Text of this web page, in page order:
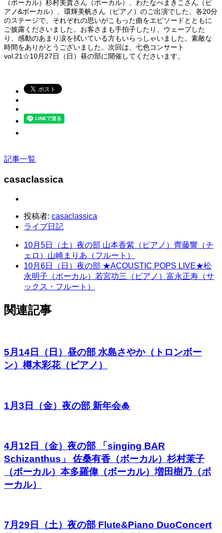
（ボーカル）杉村美貴さん（ボーカル）、わたなべまきこさん（ピ
アノ&ボーカル）、環輝美帆さん（ピアノ）のご出演でした。各20分
のステージで、それぞれの思いがこもった曲をエピソードとともに
ご披露くださいました。お客さまも手拍子したり、ウェーブした
り、感動のあまり涙を拭いている方もいらっしゃいました。素敵な
時間をありがとうございました。次回は、七色コンサート
vol.21☆10月27日（日）昼の部に開催してくださいます。
記事一覧
casaclassica
投稿者: casaclassica
ライブ日記
10月5日（土）夜の部 山本香紫（ピアノ）齊藤響（チ
ェロ）山崎まりあ（フルート）
10月6日（日）夜の部 ★ACOUSTIC POPS LIVE★松
永明子（ボーカル）若宮功三（ピアノ）富永正寿（サ
ックス・フルート）
関連記事
5月14日（日）昼の部 水島さやか（トロンボー
ン）樽木彩花（ピアノ）
1月3日（金）夜の部 新年会🎍
4月12日（金）夜の部 「singing BAR
Schizanthus」 佐桑有香（ボーカル）杉村茉子
（ボーカル）本多羅偉（ボーカル）増田樹乃（ボ
ーカル）
7月29日（土）夜の部 Flute&Piano DuoConcert